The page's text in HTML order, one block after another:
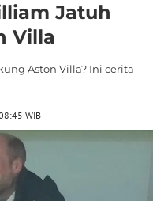
Jatuh
Villa
Aston Villa? Ini cerita
WIB